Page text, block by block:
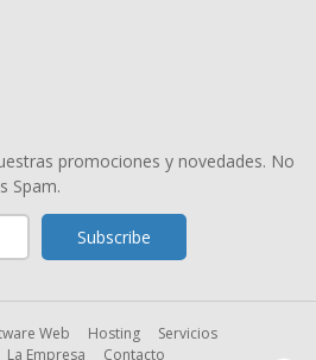
promociones y novedades. No
Spam.
Web Hosting
Servicios
La Empresa Contacto